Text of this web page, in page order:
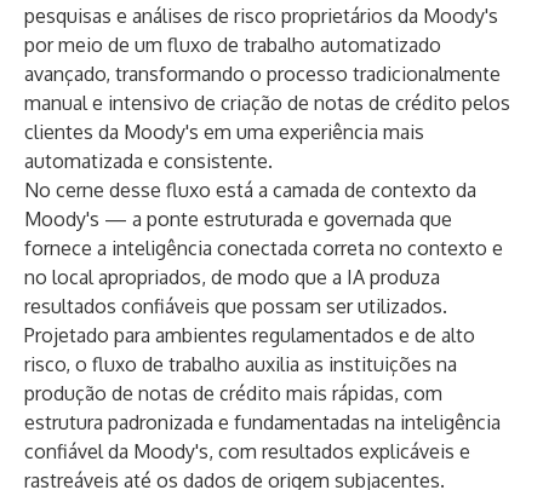
pesquisas e análises de risco proprietários da Moody's
por meio de um fluxo de trabalho automatizado
avançado, transformando o processo tradicionalmente
manual e intensivo de criação de notas de crédito pelos
clientes da Moody's em uma experiência mais
automatizada e consistente.
No cerne desse fluxo está a camada de contexto da
Moody's — a ponte estruturada e governada que
fornece a inteligência conectada correta no contexto e
no local apropriados, de modo que a IA produza
resultados confiáveis que possam ser utilizados.
Projetado para ambientes regulamentados e de alto
risco, o fluxo de trabalho auxilia as instituições na
produção de notas de crédito mais rápidas, com
estrutura padronizada e fundamentadas na inteligência
confiável da Moody's, com resultados explicáveis e
rastreáveis até os dados de origem subjacentes.